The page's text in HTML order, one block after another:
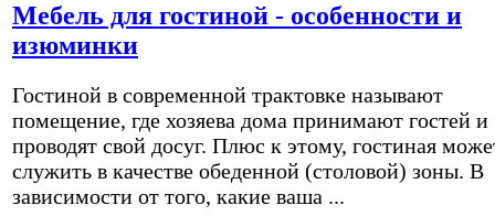
Мебель для гостиной - особенности и
изюминки
Гостиной в современной трактовке называют
помещение, где хозяева дома принимают гостей и
проводят свой досуг. Плюс к этому, гостиная
служить в качестве обеденной (столовой) зоны. В
зависимости от того, какие ваша ...